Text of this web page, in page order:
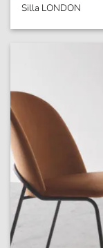
Silla LONDON